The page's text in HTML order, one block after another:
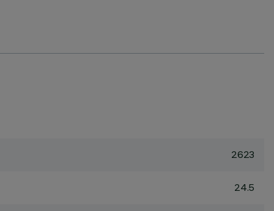
2623
24.5